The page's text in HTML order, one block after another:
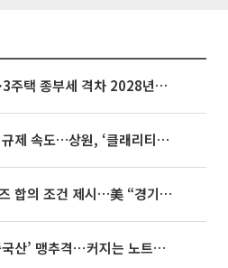
종부세 개편에도…1·3주택 종부세 격차 2028년부터 확대
미국, 가상자산 포괄 규제 속도…상원, ‘클래리티법’ 9월 절차투표 추진
이란, 미국에 호르무즈 합의 조건 제시…美 “경기 아직 안 끝나” [종합]
맥북 품은 삼성에 ‘중국산’ 맹추격⋯커지는 노트북 OLED 시장